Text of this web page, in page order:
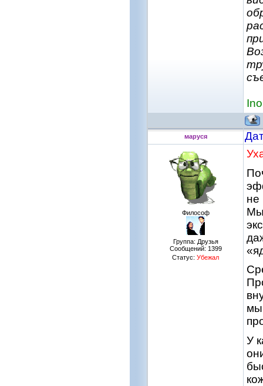
маруся
Философ
Группа: Друзья
Сообщений: 1399
Статус: Убежал
не
Мы
мы
У